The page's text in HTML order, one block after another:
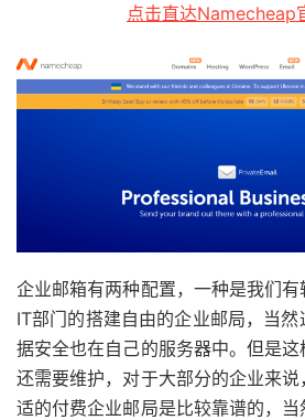
点击直达Namecheap
企业邮箱有两种配置，一种是我们
IT部门的搭建自由的企业邮局，当
据安全也在自己的服务器中。但是
还需要维护，对于大部分的企业来
适的付费企业邮局是比较靠谱的，